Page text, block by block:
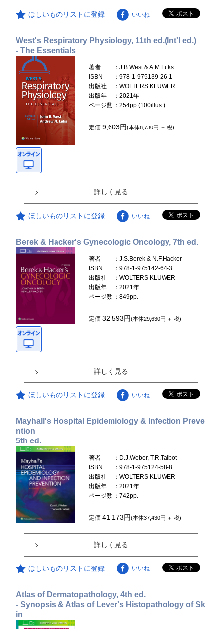
ほしいものリストに登録 いいね
West's Respiratory Physiology, 11th ed.(Int'l ed.)
- The Essentials
著者
：J.B.West & A.M.Luks
ISBN
：978-1-975139-26-1
出版社
：WOLTERS KLUWER
出版年
：2021年
ページ数 ：254pp.(100illus.)
定価9,603円(本体8,730円 ＋ 税)
詳しく見る
ほしいものリストに登録 いいね
Berek & Hacker's Gynecologic Oncology, 7th ed.
著者
：J.S.Berek & N.F.Hacker
ISBN
：978-1-975142-64-3
出版社
：WOLTERS KLUWER
出版年
：2021年
ページ数 ：849pp.
定価32,593円(本体29,630円 ＋ 税)
詳しく見る
ほしいものリストに登録 いいね
Mayhall's Hospital Epidemiology & Infection Preve
ntion
5th ed.
著者
：D.J.Weber, T.R.Talbot
ISBN
：978-1-975124-58-8
出版社
：WOLTERS KLUWER
出版年
：2021年
ページ数 ：742pp.
定価41,173円(本体37,430円 ＋ 税)
詳しく見る
ほしいものリストに登録 いいね
Atlas of Dermatopathology, 4th ed.
- Synopsis & Atlas of Lever's Histopathology of Sk
in